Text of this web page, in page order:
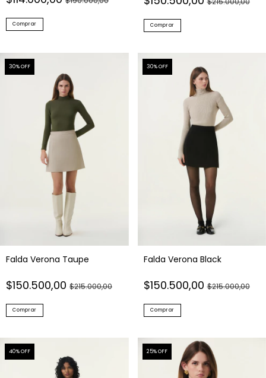
Comprar Comprar
30% OFF
Falda Verona Taupe
$150.500,00 $215.000,00
Comprar
30% OFF
Falda Verona Black
$150.500,00$215.000,00
Comprar
40% OFF 25% OFF